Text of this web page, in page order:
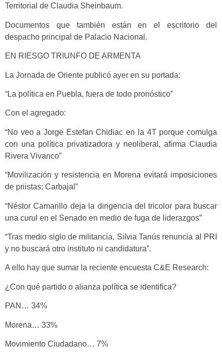
Territorial de Claudia Sheinbaum.
Documentos que también están en el escritorio del
despacho principal de Palacio Nacional.
EN RIESGO TRIUNFO DE ARMENTA
La Jornada de Oriente publicó ayer en su portada:
“La política en Puebla, fuera de todo pronóstico”
Con el agregado:
“No veo a Jorge Estefan Chidiac en la 4T porque comulga
con una política privatizadora y neoliberal, afirma Claudia
Rivera Vivanco”
“Movilización y resistencia en Morena evitará imposiciones
de priistas: Carbajal”
“Néstor Camarillo deja la dirigencia del tricolor para buscar
una curul en el Senado en medio de fuga de liderazgos”
“Tras medio siglo de militancia, Silvia Tanús renuncia al PRI
y no buscará otro instituto ni candidatura”.
A ello hay que sumar la reciente encuesta C&E Research:
¿Con qué partido o alianza política se identifica?
PAN… 34%
Morena… 33%
Movimiento Ciudadano… 7%